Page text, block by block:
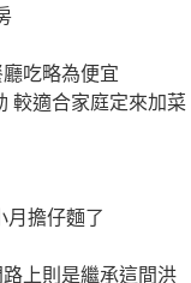
吃略為便宜
較適合家庭定來加菜
擔仔麵了
上則是繼承這間洪